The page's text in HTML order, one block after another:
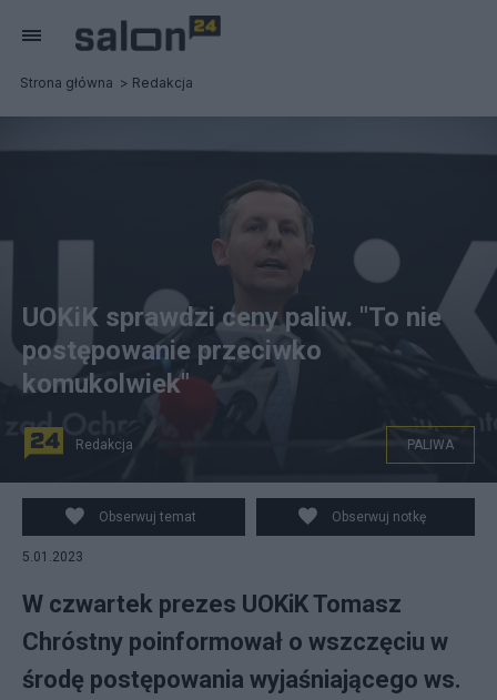
Strona główna Redakcja
Prezes Urzędu Ochrony Konkurencji i Konsumentów
Tomasz Chróstny. Źródło: PAP/Marcin Obara
UOKiK sprawdzi ceny paliw. "To nie
postępowanie przeciwko
komukolwiek"
Redakcja PALIWA
Obserwuj temat Obserwuj notkę
5.01.2023
W czwartek prezes UOKiK Tomasz
Chróstny poinformował o wszczęciu w
środę postępowania wyjaśniającego ws.